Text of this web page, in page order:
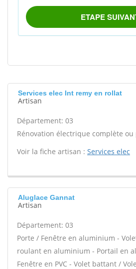
Services elec Int remy en rollat
Artisan
Département: 03
Rénovation électrique complète
Voir la fiche artisan : Services elec
Aluglace Gannat
Artisan
Département: 03
Porte / Fenêtre en aluminium -
roulant en aluminium - Portail en
Fenêtre en PVC - Volet battant /